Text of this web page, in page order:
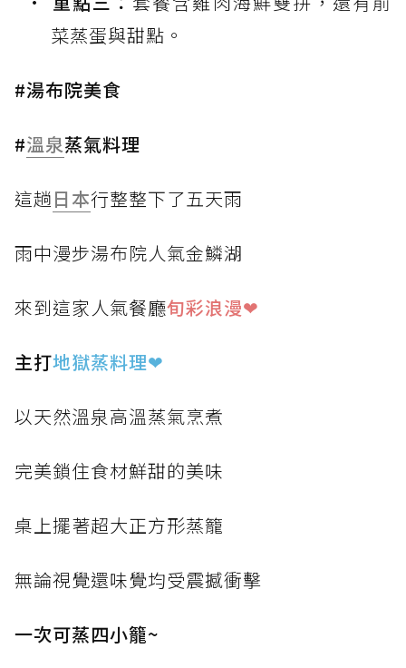
菜蒸蛋與甜點。
#湯布院美食
#溫泉蒸氣料理
這趟日本行整整下了五天雨
雨中漫步湯布院人氣金鱗湖
來到這家人氣餐廳旬彩浪漫❤
主打地獄蒸料理❤
以天然溫泉高溫蒸氣烹煮
完美鎖住食材鮮甜的美味
桌上擺著超大正方形蒸籠
無論視覺還味覺均受震撼衝擊
一次可蒸四小籠~